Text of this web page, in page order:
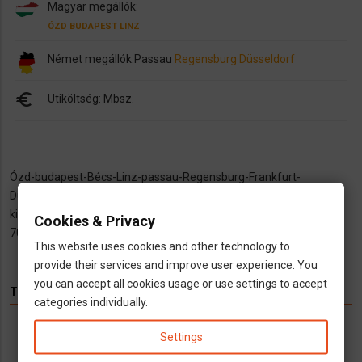
Magyar megállók:
ÓZD BUDAPEST LINZ
Német megállók:Passau Regensburg Düsseldorf
euro Utiköltség: Mbsz.
Ózd-budapest-Bécs-Linz-passau-Regensburg-Frankfurt-
Düsseldorf,
kitérő lehetséges,másnap jövök visszafelé,
702223879,
munka66666@gmail.com
TÉMÁK
Munka
Cookies & Privacy
This website uses cookies and other technology to
provide their services and improve user experience. You
you can accept all cookies usage or use settings to accept
categories individually.
Settings